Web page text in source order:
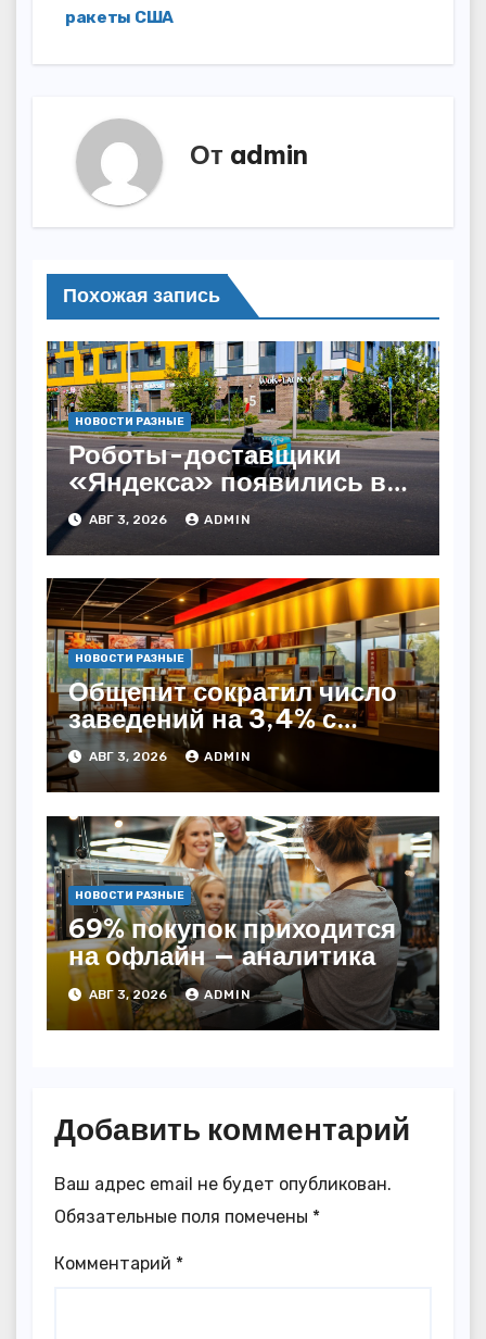
ракеты США
От admin
Похожая запись
НОВОСТИ РАЗНЫЕ
Роботы-доставщики
«Яндекса» появились в
Казахстане
АВГ 3, 2026 ADMIN
НОВОСТИ РАЗНЫЕ
Общепит сократил число
заведений на 3,4% с
начала года — INFOLine
АВГ 3, 2026 ADMIN
НОВОСТИ РАЗНЫЕ
69% покупок приходится
на офлайн — аналитика
АВГ 3, 2026 ADMIN
Добавить комментарий
Ваш адрес email не будет опубликован.
Обязательные поля помечены *
Комментарий *